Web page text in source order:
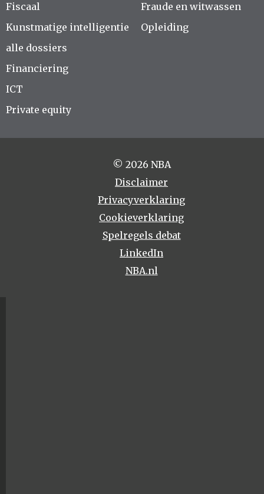
Fiscaal
Kunstmatige intelligentie
alle dossiers
Fraude en witwassen
Opleiding
Financiering
ICT
Private equity
© 2026 NBA
Disclaimer
Privacyverklaring
Cookieverklaring
Spelregels debat
LinkedIn
NBA.nl